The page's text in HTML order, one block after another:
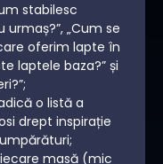
stabilesc
„Cum se
oferim lapte în
laptele baza?” și
o listă a
drept inspirație
masă (mic